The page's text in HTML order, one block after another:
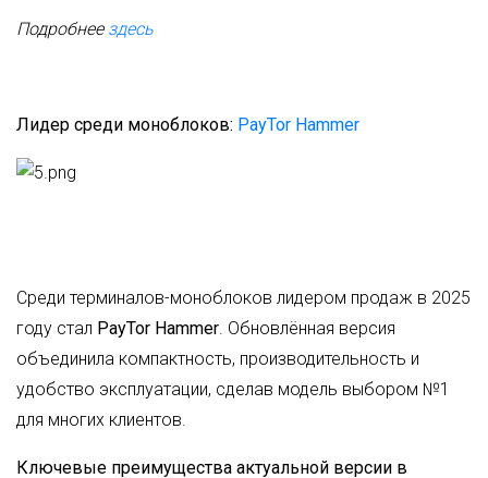
Подробнее здесь
Лидер среди моноблоков: PayTor Hammer
Среди терминалов-моноблоков лидером продаж в 2025
году стал PayTor Hammer . Обновлённая версия
объединила компактность, производительность и
удобство эксплуатации, сделав модель выбором №1
для многих клиентов.
Ключевые преимущества актуальной версии в